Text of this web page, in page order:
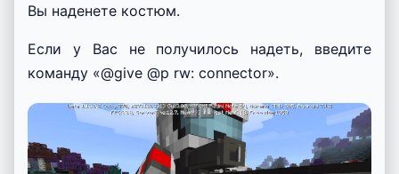
Вы наденете костюм.
Если у Вас не получилось надеть, введите
команду «@give @p rw: connector».